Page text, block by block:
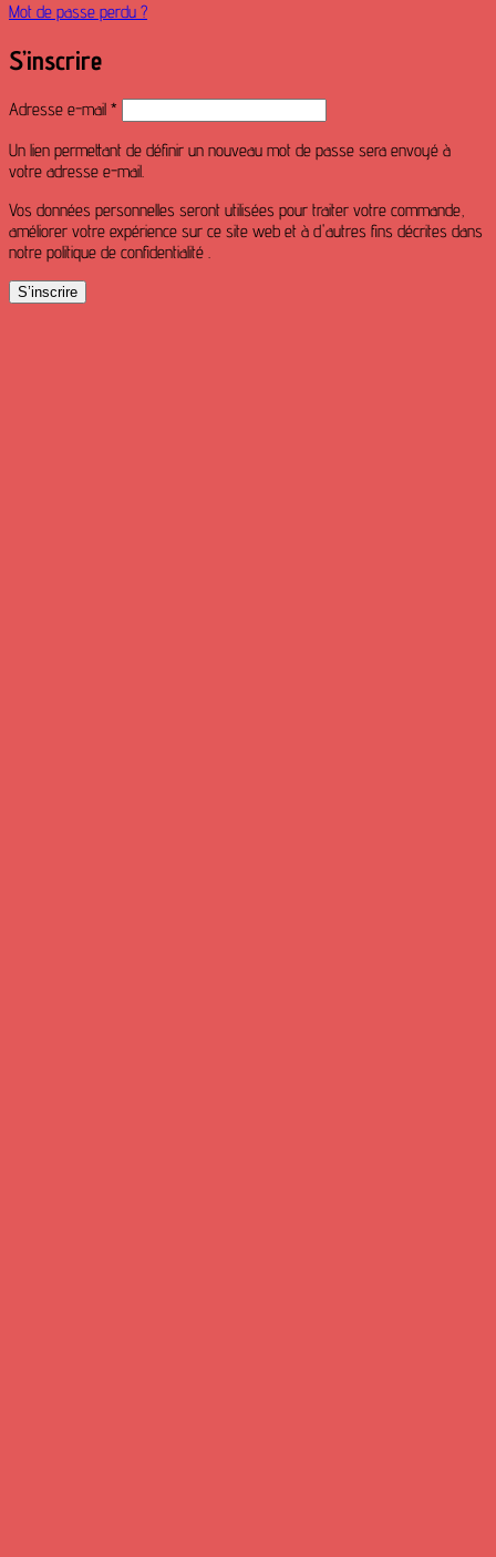
Mot de passe perdu ?
S’inscrire
Adresse e-mail *
Un lien permettant de définir un nouveau mot de passe sera envoyé à
votre adresse e-mail.
Vos données personnelles seront utilisées pour traiter votre commande,
améliorer votre expérience sur ce site web et à d'autres fins décrites dans
notre politique de confidentialité .
S’inscrire